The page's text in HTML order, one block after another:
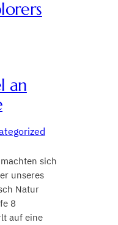
an
sich
unseres
Natur
8
auf eine